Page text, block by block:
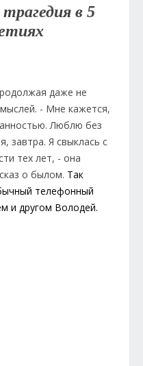
в 5
даже не
- Мне кажется,
Люблю без
завтра. Я свыклась с
тех лет, - она
о былом. Так
телефонный
и другом Володей.